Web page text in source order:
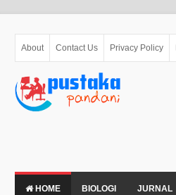
About Contact Us Privacy Policy
HOME BIOLOGI JURNAL